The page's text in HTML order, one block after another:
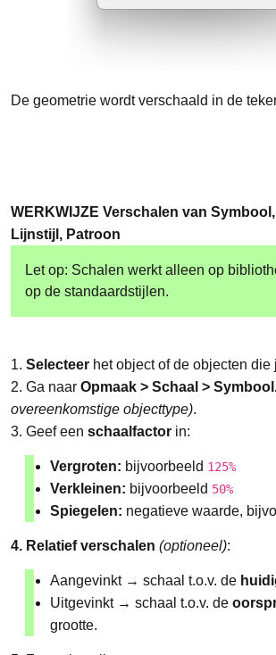
De geometrie wordt verschaald in de
WERKWIJZE Verschalen van
Lijnstijl, Patroon
Let op: Schalen werkt alleen op
op de standaardstijlen.
1. Selecteer het object of de objecten die
2. Ga naar Opmaak > Schaal >
overeenkomstige objecttype).
3. Geef een schaalfactor in:
Vergroten: bijvoorbeeld 125%
Verkleinen: bijvoorbeeld 50%
Spiegelen: negatieve waarde,
4. Relatief verschalen (optioneel):
Aangevinkt → schaal t.o.v. de
Uitgevinkt → schaal t.o.v. de
grootte.